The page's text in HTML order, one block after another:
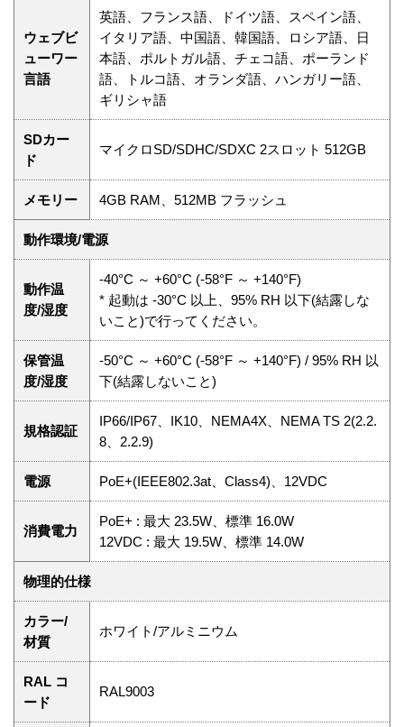
ウェブビ
ューワー
言語
英語、フランス語、ドイツ語、スペイン語、
イタリア語、中国語、韓国語、ロシア語、日
本語、ポルトガル語、チェコ語、ポーランド
語、トルコ語、オランダ語、ハンガリー語、
ギリシャ語
SDカー
ド
マイクロSD/SDHC/SDXC 2スロット 512GB
メモリー 4GB RAM、512MB フラッシュ
動作環境/電源
動作温
度/湿度
-40°C ～ +60°C (-58°F ～ +140°F)
* 起動は -30°C 以上、95% RH 以下(結露しな
いこと)で行ってください。
保管温
度/湿度
-50°C ～ +60°C (-58°F ～ +140°F) / 95% RH 以
下(結露しないこと)
規格認証
IP66/IP67、IK10、NEMA4X、NEMA TS 2(2.2.
8、2.2.9)
電源 PoE+(IEEE802.3at、Class4)、12VDC
消費電力
PoE+ : 最大 23.5W、標準 16.0W
12VDC : 最大 19.5W、標準 14.0W
物理的仕様
カラー/
材質
ホワイト/アルミニウム
RAL コ
ード
RAL9003